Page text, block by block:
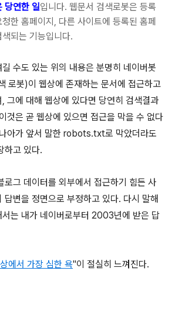
당연한 일 입니다. 웹문서 검색로봇은 등록
한 홈페이지, 다른 사이트에 등록된 홈페
되는 기능입니다.
수도 있는 위의 내용은 분명히 네이버봇
로봇)이 웹상에 존재하는 문서에 접근하고
그에 대해 웹상에 있다면 당연히 검색결과
것은 곧 웹상에 있으면 접근을 막을 수 없다
아가 앞서 말한 robots.txt로 막았더라도
하고 있다.
로그 데이터를 외부에서 접근하기 힘든 사
답변을 정면으로 부정하고 있다. 다시 말해
서는 내가 네이버로부터 2003년에 받은 답
에서 가장 심한 욕"이 절실히 느껴진다.